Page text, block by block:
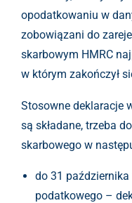
opodatkowaniu w
zobowiązani do
skarbowym HMRC
w którym zakończył
Stosowne deklaracje
są składane, trzeba
skarbowego w
do 31
podatkowego –